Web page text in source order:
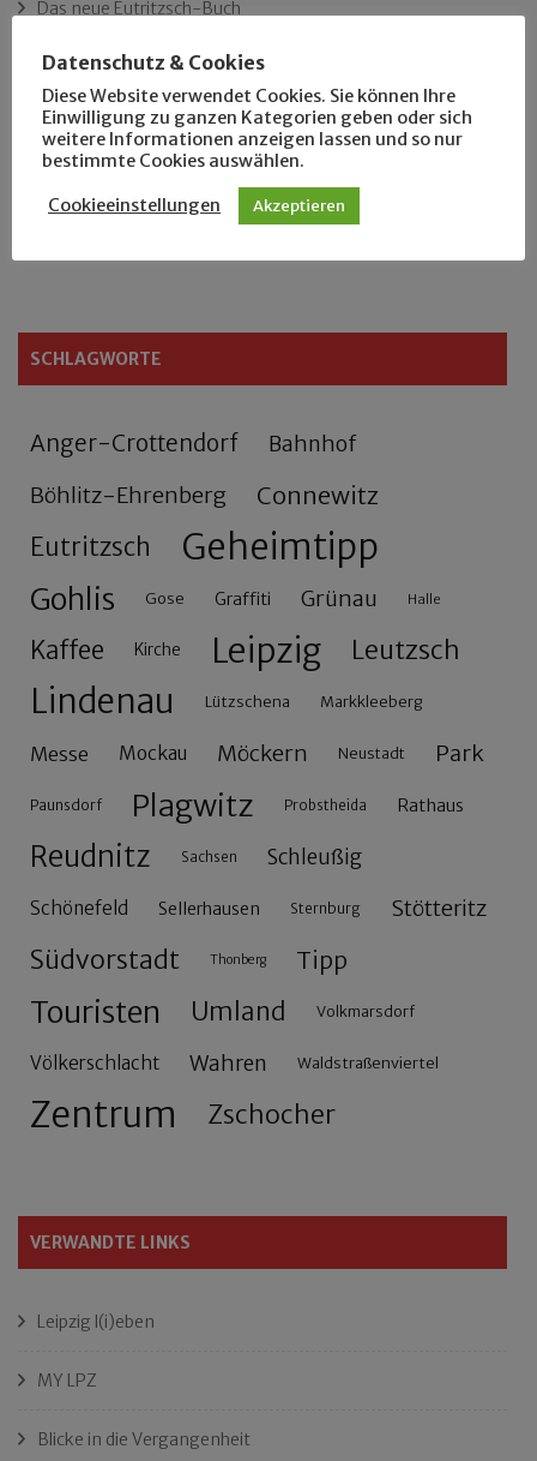
Das neue Eutritzsch-Buch
Der Leipziger Schmiedetag von 1904
Rennfahrer in Schönefeld und Zschocher
Zu Fuß durch Anger-Crottendorf
SCHLAGWORTE
Anger-Crottendorf Bahnhof
Böhlitz-Ehrenberg Connewitz
Eutritzsch Geheimtipp
Gohlis Gose Graffiti Grünau Halle
Kaffee Kirche Leipzig Leutzsch
Lindenau Lützschena Markkleeberg
Messe Mockau Möckern Neustadt Park
Paunsdorf Plagwitz Probstheida Rathaus
Reudnitz Sachsen Schleußig
Schönefeld Sellerhausen Sternburg Stötteritz
Südvorstadt Thonberg Tipp
Touristen Umland Volkmarsdorf
Völkerschlacht Wahren Waldstraßenviertel
Zentrum Zschocher
VERWANDTE LINKS
Leipzig l(i)eben
MY LPZ
Blicke in die Vergangenheit
Datenschutz & Cookies
Diese Website verwendet Cookies. Sie können Ihre
Einwilligung zu ganzen Kategorien geben oder sich
weitere Informationen anzeigen lassen und so nur
bestimmte Cookies auswählen.
Cookieeinstellungen Akzeptieren